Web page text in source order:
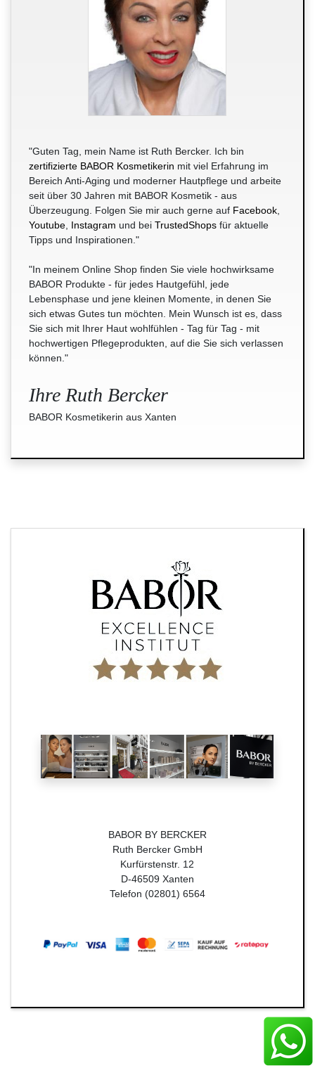
"Guten Tag, mein Name ist Ruth Bercker. Ich bin
zertifizierte BABOR Kosmetikerin mit viel Erfahrung im
Bereich Anti-Aging und moderner Hautpflege und arbeite
seit über 30 Jahren mit BABOR Kosmetik - aus
Überzeugung. Folgen Sie mir auch gerne auf Facebook,
Youtube, Instagram und bei TrustedShops für aktuelle
Tipps und Inspirationen."
"In meinem Online Shop finden Sie viele hochwirksame
BABOR Produkte - für jedes Hautgefühl, jede
Lebensphase und jene kleinen Momente, in denen Sie
sich etwas Gutes tun möchten. Mein Wunsch ist es, dass
Sie sich mit Ihrer Haut wohlfühlen - Tag für Tag - mit
hochwertigen Pflegeprodukten, auf die Sie sich verlassen
können."
Ihre Ruth Bercker
BABOR Kosmetikerin aus Xanten
BABOR BY BERCKER
Ruth Bercker GmbH
Kurfürstenstr. 12
D-46509 Xanten
Telefon (02801) 6564